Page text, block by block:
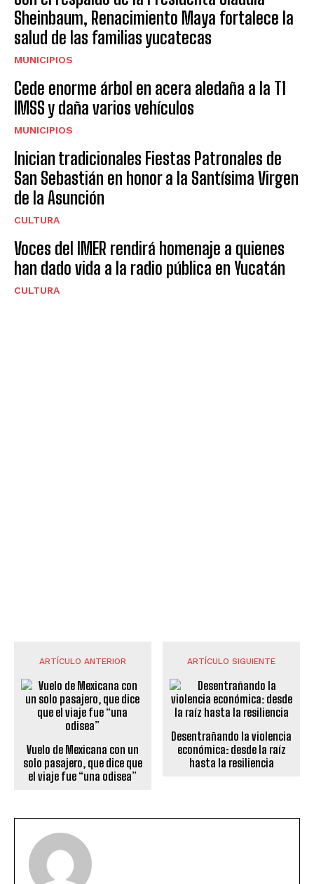
Sheinbaum, Renacimiento Maya fortalece la
salud de las familias yucatecas
MUNICIPIOS
Cede enorme árbol en acera aledaña a la T1
IMSS y daña varios vehículos
MUNICIPIOS
Inician tradicionales Fiestas Patronales de
San Sebastián en honor a la Santísima Virgen
de la Asunción
CULTURA
Voces del IMER rendirá homenaje a quienes
han dado vida a la radio pública en Yucatán
CULTURA
ARTÍCULO ANTERIOR
Vuelo de Mexicana con un
solo pasajero, que dice que
el viaje fue “una odisea”
ARTÍCULO SIGUIENTE
Desentrañando la violencia
económica: desde la raíz
hasta la resiliencia